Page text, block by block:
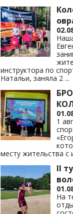
инструктора по
Натальи, заняла 2 ...
1
месту жительства с
II
На